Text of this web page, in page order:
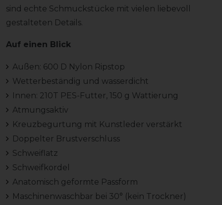
sind echte Schmuckstücke mit vielen liebevoll
gestalteten Details.
Auf einen Blick
Außen: 600 D Nylon Ripstop
Wetterbeständig und wasserdicht
Innen: 210T PES-Futter, 150 g Wattierung
Atmungsaktiv
Kreuzbegurtung mit Kunstleder verstärkt
Doppelter Brustverschluss
Schweiflatz
Schweifkordel
Anatomisch geformte Passform
Maschinenwaschbar bei 30° (kein Trockner)